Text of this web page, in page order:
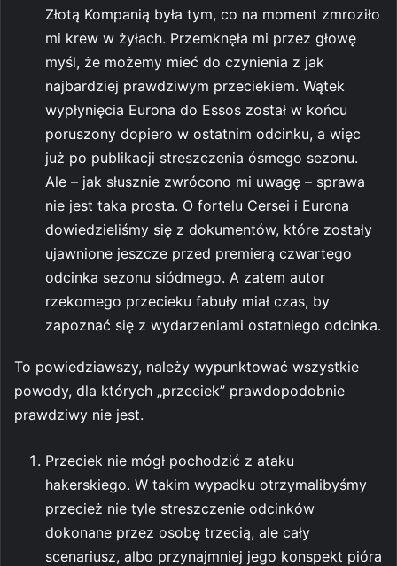
Złotą Kompanią była tym, co na moment zmroziło
mi krew w żyłach. Przemknęła mi przez głowę
myśl, że możemy mieć do czynienia z jak
najbardziej prawdziwym przeciekiem. Wątek
wypłynięcia Eurona do Essos został w końcu
poruszony dopiero w ostatnim odcinku, a więc
już po publikacji streszczenia ósmego sezonu.
Ale – jak słusznie zwrócono mi uwagę – sprawa
nie jest taka prosta. O fortelu Cersei i Eurona
dowiedzieliśmy się z dokumentów, które zostały
ujawnione jeszcze przed premierą czwartego
odcinka sezonu siódmego. A zatem autor
rzekomego przecieku fabuły miał czas, by
zapoznać się z wydarzeniami ostatniego odcinka.
To powiedziawszy, należy wypunktować wszystkie
powody, dla których „przeciek” prawdopodobnie
prawdziwy nie jest.
Przeciek nie mógł pochodzić z ataku
hakerskiego. W takim wypadku otrzymalibyśmy
przecież nie tyle streszczenie odcinków
dokonane przez osobę trzecią, ale cały
scenariusz, albo przynajmniej jego konspekt pióra